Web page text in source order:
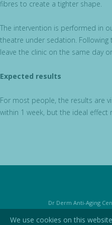
fibres to create a tighter shape.
The intervention is performed in
theatre under sedation.
leave the clinic on the same day
Expected results
For most people, the results are
within 1 week, but the ideal effect
Dr Derm Anti-Aging
We use cookies on this